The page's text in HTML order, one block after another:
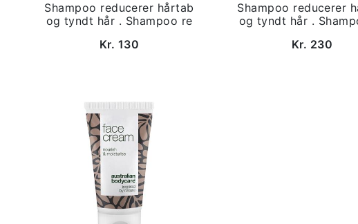
Shampoo reducerer hårtab
og tyndt hår . Shampoo re
Kr. 130
Shampoo reducerer
og tyndt hår .
Kr. 230